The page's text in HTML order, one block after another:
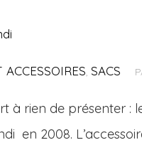
, SACS
à rien de présenter :
en 2008.